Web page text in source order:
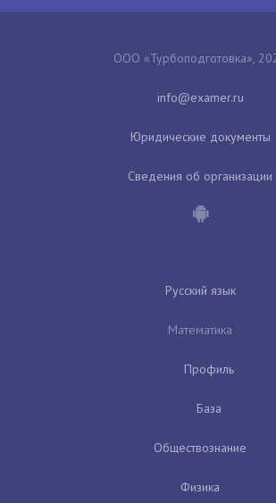
ООО «Турбоподготовка»,
Юридические документы
Сведения об организации
Русский язык
Математика
Профиль
База
Обществознание
Физика